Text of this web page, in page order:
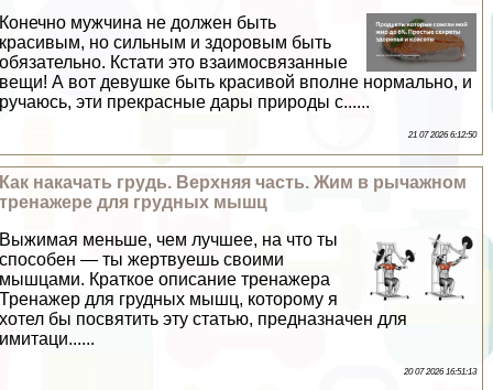
Конечно мужчина не должен быть
красивым, но сильным и здоровым быть
обязательно. Кстати это взаимосвязанные
вещи! А вот дeвyшке быть красивой вполне нормально, и
ручаюсь, эти прекрасные дары природы с......
21 07 2026 6:12:50
Как накачать гpyдь. Верхняя часть. Жим в рычажном
тренажере для грудных мышц
Выжимая меньше, чем лучшее, на что ты
способен — ты жертвуешь своими
мышцами. Краткое описание тренажера
Тренажер для грудных мышц, которому я
хотел бы посвятить эту статью, предназначен для
имитаци......
20 07 2026 16:51:13